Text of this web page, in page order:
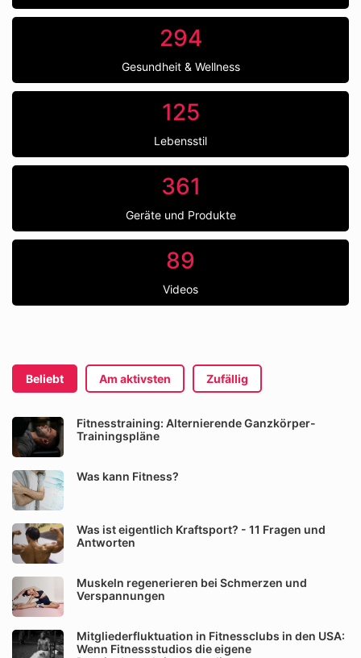
294
Gesundheit & Wellness
125
Lebensstil
361
Geräte und Produkte
89
Videos
Beliebt Am aktivsten Zufällig
Fitnesstraining: Alternierende Ganzkörper-
Trainingspläne
Was kann Fitness?
Was ist eigentlich Kraftsport? - 11 Fragen und
Antworten
Muskeln regenerieren bei Schmerzen und
Verspannungen
Mitgliederfluktuation in Fitnessclubs in den USA:
Wenn Fitnessstudios die eigene